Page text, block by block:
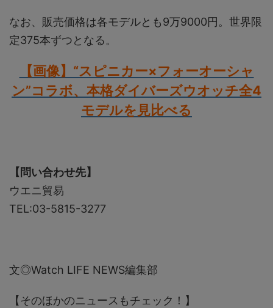
なお、販売価格は各モデルとも9万9000円。世界限
定375本ずつとなる。
【画像】“スピニカー×フォーオーシャ
ン”コラボ、本格ダイバーズウオッチ全4
モデルを見比べる
【問い合わせ先】
ウエニ貿易
TEL:03-5815-3277
文◎Watch LIFE NEWS編集部
【そのほかのニュースもチェック！】